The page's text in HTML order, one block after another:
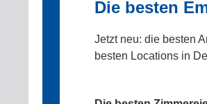
Die besten
Jetzt neu: die besten
besten Locations in